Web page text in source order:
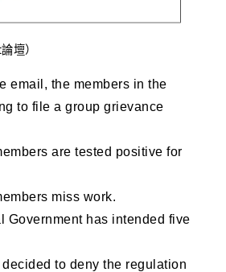
壇）
email, the members in the
to file a group grievance
are tested positive for
miss work.
Government has intended five
to deny the regulation